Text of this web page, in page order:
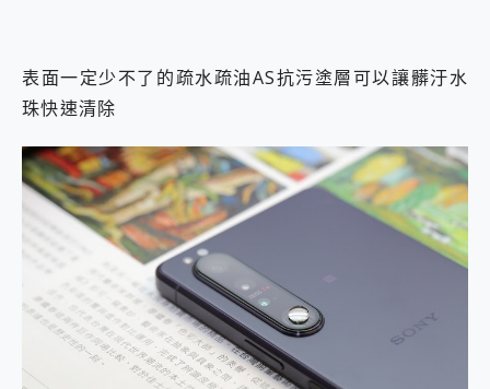
表面一定少不了的疏水疏油AS抗污塗層可以讓髒汙水
珠快速清除